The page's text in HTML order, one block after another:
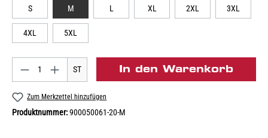
S M L XL 2XL 3XL
4XL 5XL
ST In den Warenkorb
Zum Merkzettel hinzufügen
Produktnummer:900050061-20-M